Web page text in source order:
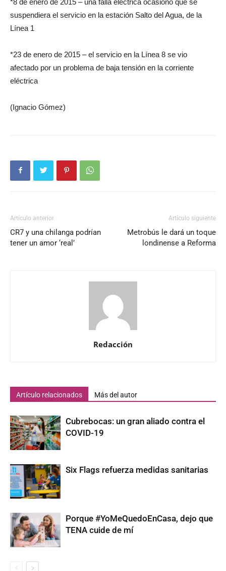
suspendiera el servicio en la estación Salto del Agua, de la
Línea 1
*23 de enero de 2015 – el servicio en la Línea 8 se vio
afectado por un problema de baja tensión en la corriente
eléctrica
(Ignacio Gómez)
Artículo anterior
CR7 y una chilanga podrían
tener un amor ‘real’
Artículo siguiente
Metrobús le dará un toque
londinense a Reforma
Redacción
Artículo relacionados Más del autor
Cubrebocas: un gran aliado contra el
COVID-19
Six Flags refuerza medidas sanitarias
Porque #YoMeQuedoEnCasa, dejo que
TENA cuide de mí